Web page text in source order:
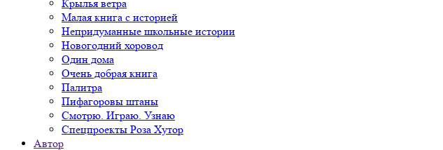
Крылья ветра
Малая книга с историей
Непридуманные школьные истории
Новогодний хоровод
Один дома
Очень добрая книга
Палитра
Пифагоровы штаны
Смотрю. Играю. Узнаю
Спецпроекты Роза Хутор
Автор